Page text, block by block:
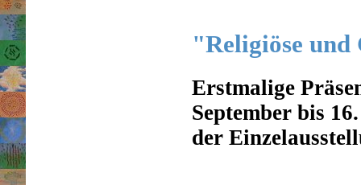
"Religiöse
Erstmalige
September bis
der